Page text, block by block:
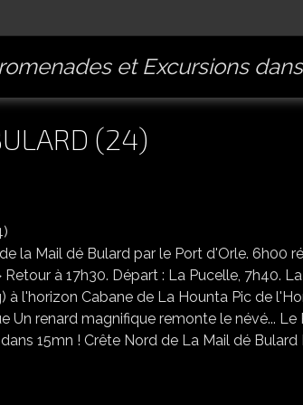
et Excursions
(24)
la Mail dé Bulard par le Port d'Orle. 6h00
Retour à 17h30. Départ : La Pucelle, 7h40.
à l'horizon Cabane de La Hounta Pic de
Un renard magnifique remonte le névé...
15mn ! Crête Nord de La Mail dé Bulard